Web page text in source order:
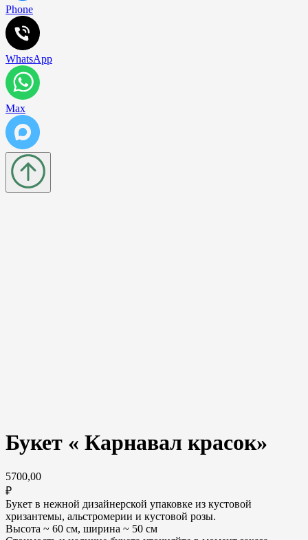
Phone
WhatsApp
Max
Букет « Карнавал красок»
5700,00
₽
Букет в нежной дизайнерской упаковке из кустовой
хризантемы, альстромерии и кустовой розы.
Высота ~ 60 см, ширина ~ 50 см